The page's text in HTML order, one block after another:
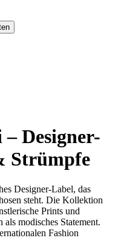
Designer-
Strümpfe
Designer-Label, das
steht. Die Kollektion
Prints und
modisches Statement.
Fashion